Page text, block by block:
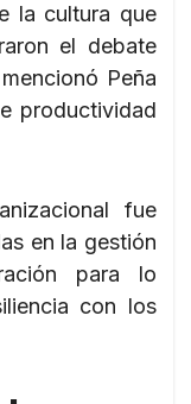
la cultura que
el debate
Peña
productividad
fue
en la gestión
para lo
con los